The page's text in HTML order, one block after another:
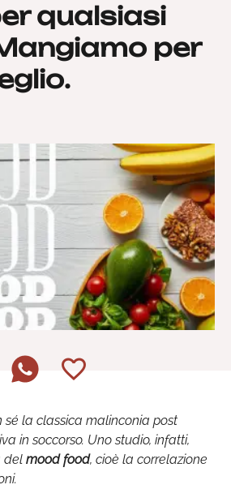
qualsiasi
per
sé la classica malinconia post
in soccorso. Uno studio, infatti,
del mood food, cioè la correlazione